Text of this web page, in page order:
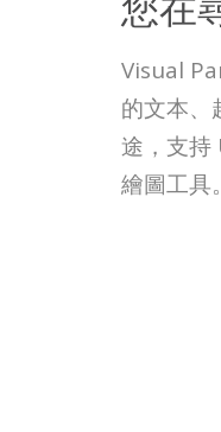
Visual
的文本、
途，支持
繪圖工具。